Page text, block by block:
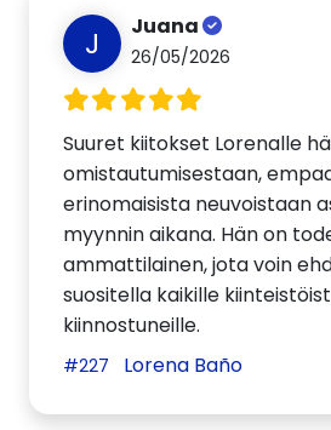
J Juana
26/05/2026
Suuret kiitokset Lorenalle
omistautumisestaan,
erinomaisista neuvoistaan
myynnin aikana. Hän on
ammattilainen, jota voin
suositella kaikille
kiinnostuneille.
#227 Lorena Baño